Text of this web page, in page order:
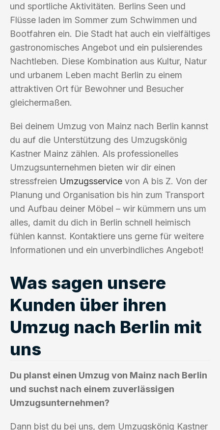
und sportliche Aktivitäten. Berlins Seen und
Flüsse laden im Sommer zum Schwimmen und
Bootfahren ein. Die Stadt hat auch ein vielfältiges
gastronomisches Angebot und ein pulsierendes
Nachtleben. Diese Kombination aus Kultur, Natur
und urbanem Leben macht Berlin zu einem
attraktiven Ort für Bewohner und Besucher
gleichermaßen.
Bei deinem Umzug von Mainz nach Berlin kannst
du auf die Unterstützung des Umzugskönig
Kastner Mainz zählen. Als professionelles
Umzugsunternehmen bieten wir dir einen
stressfreien Umzugsservice von A bis Z. Von der
Planung und Organisation bis hin zum Transport
und Aufbau deiner Möbel – wir kümmern uns um
alles, damit du dich in Berlin schnell heimisch
fühlen kannst. Kontaktiere uns gerne für weitere
Informationen und ein unverbindliches Angebot!
Was sagen unsere
Kunden über ihren
Umzug nach Berlin mit
uns
Du planst einen Umzug von Mainz nach Berlin
und suchst nach einem zuverlässigen
Umzugsunternehmen?
Dann bist du bei uns, dem Umzugskönig Kastner